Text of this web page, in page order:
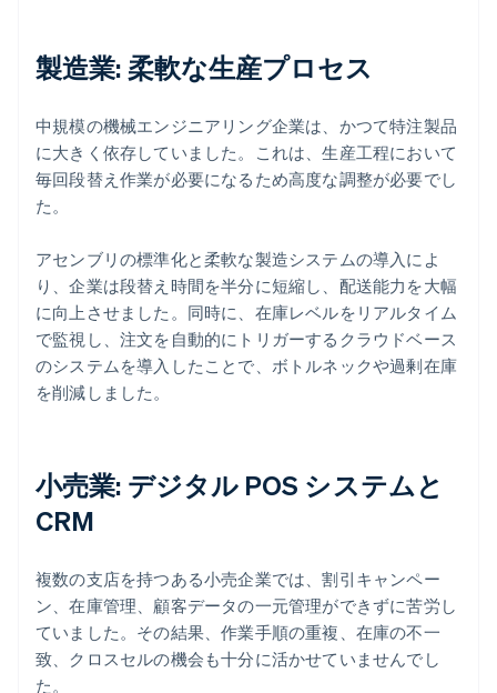
製造業: 柔軟な生産プロセス
中規模の機械エンジニアリング企業は、かつて特注製品
に大きく依存していました。これは、生産工程において
毎回段替え作業が必要になるため高度な調整が必要でし
た。
アセンブリの標準化と柔軟な製造システムの導入によ
り、企業は段替え時間を半分に短縮し、配送能力を大幅
に向上させました。同時に、在庫レベルをリアルタイム
で監視し、注文を自動的にトリガーするクラウドベース
のシステムを導入したことで、ボトルネックや過剰在庫
を削減しました。
小売業: デジタル POS システムと
CRM
複数の支店を持つある小売企業では、割引キャンペー
ン、在庫管理、顧客データの一元管理ができずに苦労し
ていました。その結果、作業手順の重複、在庫の不一
致、クロスセルの機会も十分に活かせていませんでし
た。